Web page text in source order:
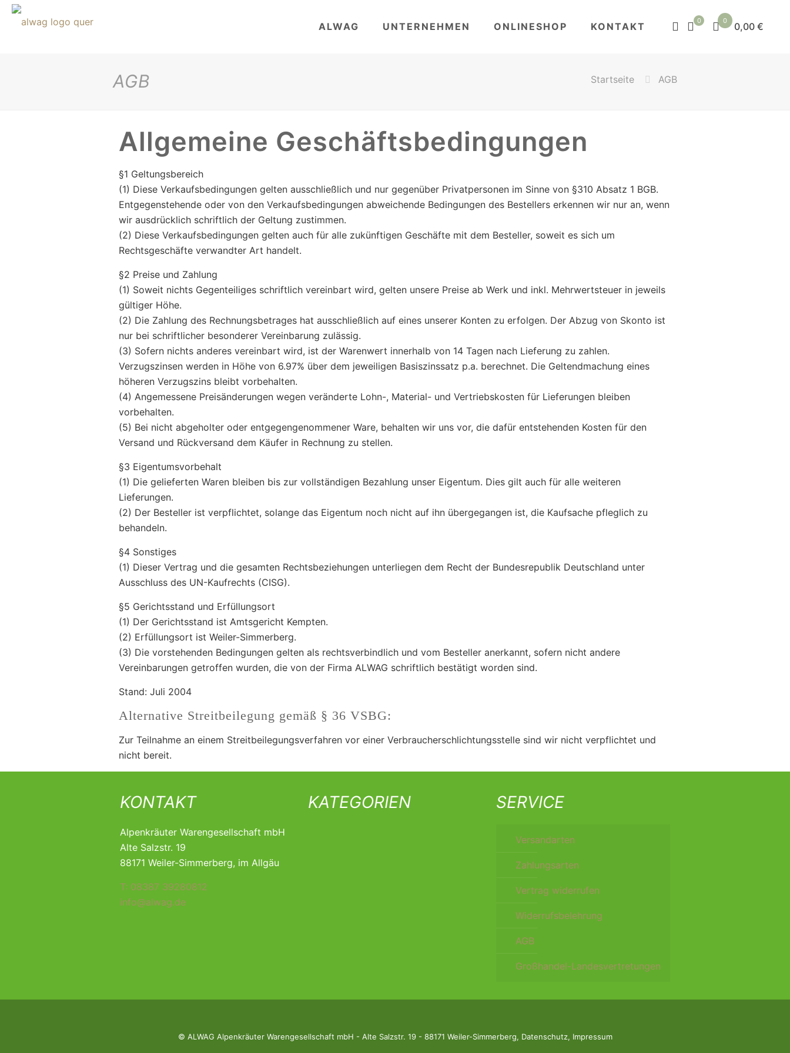
ALWAG UNTERNEHMEN ONLINESHOP KONTAKT 0 0 0,00 €
AGB Startseite AGB
Allgemeine Geschäftsbedingungen
§1 Geltungsbereich
(1) Diese Verkaufsbedingungen gelten ausschließlich und nur gegenüber Privatpersonen im Sinne von §310 Absatz 1 BGB.
Entgegenstehende oder von den Verkaufsbedingungen abweichende Bedingungen des Bestellers erkennen wir nur an, wenn
wir ausdrücklich schriftlich der Geltung zustimmen.
(2) Diese Verkaufsbedingungen gelten auch für alle zukünftigen Geschäfte mit dem Besteller, soweit es sich um
Rechtsgeschäfte verwandter Art handelt.
§2 Preise und Zahlung
(1) Soweit nichts Gegenteiliges schriftlich vereinbart wird, gelten unsere Preise ab Werk und inkl. Mehrwertsteuer in jeweils
gültiger Höhe.
(2) Die Zahlung des Rechnungsbetrages hat ausschließlich auf eines unserer Konten zu erfolgen. Der Abzug von Skonto ist
nur bei schriftlicher besonderer Vereinbarung zulässig.
(3) Sofern nichts anderes vereinbart wird, ist der Warenwert innerhalb von 14 Tagen nach Lieferung zu zahlen.
Verzugszinsen werden in Höhe von 6.97% über dem jeweiligen Basiszinssatz p.a. berechnet. Die Geltendmachung eines
höheren Verzugszins bleibt vorbehalten.
(4) Angemessene Preisänderungen wegen veränderte Lohn-, Material- und Vertriebskosten für Lieferungen bleiben
vorbehalten.
(5) Bei nicht abgeholter oder entgegengenommener Ware, behalten wir uns vor, die dafür entstehenden Kosten für den
Versand und Rückversand dem Käufer in Rechnung zu stellen.
§3 Eigentumsvorbehalt
(1) Die gelieferten Waren bleiben bis zur vollständigen Bezahlung unser Eigentum. Dies gilt auch für alle weiteren
Lieferungen.
(2) Der Besteller ist verpflichtet, solange das Eigentum noch nicht auf ihn übergegangen ist, die Kaufsache pfleglich zu
behandeln.
§4 Sonstiges
(1) Dieser Vertrag und die gesamten Rechtsbeziehungen unterliegen dem Recht der Bundesrepublik Deutschland unter
Ausschluss des UN-Kaufrechts (CISG).
§5 Gerichtsstand und Erfüllungsort
(1) Der Gerichtsstand ist Amtsgericht Kempten.
(2) Erfüllungsort ist Weiler-Simmerberg.
(3) Die vorstehenden Bedingungen gelten als rechtsverbindlich und vom Besteller anerkannt, sofern nicht andere
Vereinbarungen getroffen wurden, die von der Firma ALWAG schriftlich bestätigt worden sind.
Stand: Juli 2004
Alternative Streitbeilegung gemäß § 36 VSBG:
Zur Teilnahme an einem Streitbeilegungsverfahren vor einer Verbraucherschlichtungsstelle sind wir nicht verpflichtet und
nicht bereit.
KONTAKT
Alpenkräuter Warengesellschaft mbH
Alte Salzstr. 19
88171 Weiler-Simmerberg, im Allgäu
T: 08387 39280812
info@alwag.de
KATEGORIEN SERVICE
Versandarten
Zahlungsarten
Vertrag widerrufen
Widerrufsbelehrung
AGB
Großhandel-Landesvertretungen
© ALWAG Alpenkräuter Warengesellschaft mbH - Alte Salzstr. 19 - 88171 Weiler-Simmerberg, Datenschutz, Impressum